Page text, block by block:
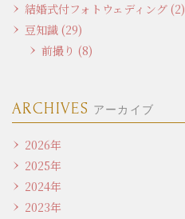
結婚式付フォトウェディング (2)
豆知識 (29)
前撮り (8)
ARCHIVES アーカイブ
2026年
2025年
2024年
2023年